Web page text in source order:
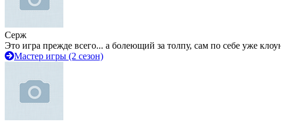
Серж
Это игра прежде всего... а болеющий за толпу, сам по себе уже
Мастер игры (2 сезон)